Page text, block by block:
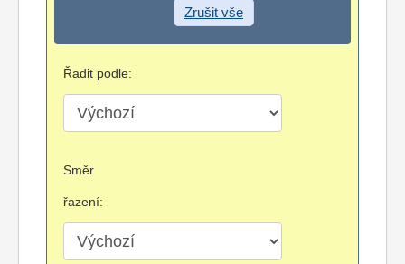
Zrušit vše
Řadit podle:
Směr
řazení: